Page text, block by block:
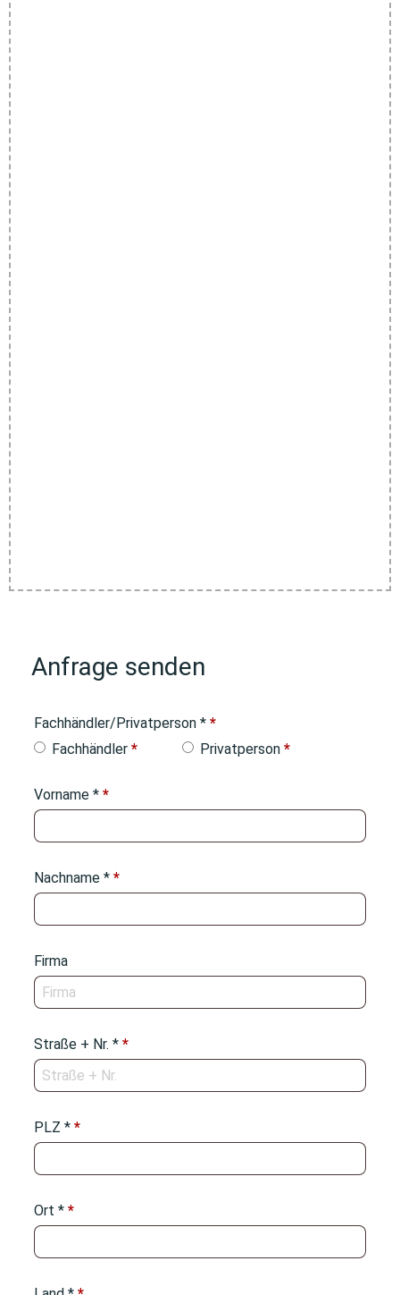
Anfrage senden
Fachhändler/Privatperson * *
Fachhändler * Privatperson *
Vorname * *
Nachname * *
Firma
Straße + Nr. * *
PLZ * *
Ort * *